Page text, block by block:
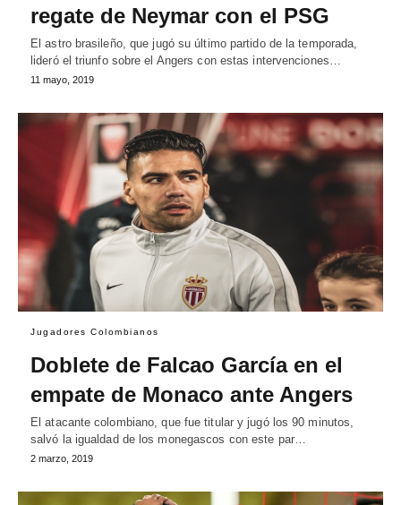
regate de Neymar con el PSG
El astro brasileño, que jugó su último partido de la temporada,
lideró el triunfo sobre el Angers con estas intervenciones…
11 mayo, 2019
Jugadores Colombianos
Doblete de Falcao García en el
empate de Monaco ante Angers
El atacante colombiano, que fue titular y jugó los 90 minutos,
salvó la igualdad de los monegascos con este par…
2 marzo, 2019